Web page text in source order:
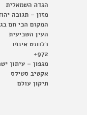
הגדה השמאלית
מזון – תגובה
המקום הכי חם
העין השביעית
רלוונט אינפו
972+
מגפון – עיתון
אקטיב סטילס
תיקון עולם